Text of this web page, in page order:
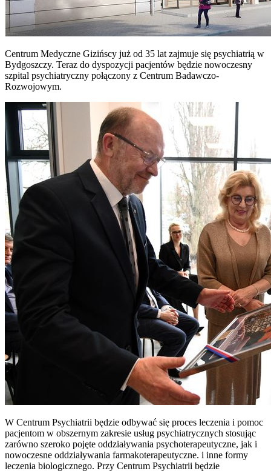
Centrum Medyczne Gizińscy już od 35 lat zajmuje się psychiatrią w
Bydgoszczy. Teraz do dyspozycji pacjentów będzie nowoczesny
szpital psychiatryczny połączony z Centrum Badawczo-
Rozwojowym.
W Centrum Psychiatrii będzie odbywać się proces leczenia i pomoc
pacjentom w obszernym zakresie usług psychiatrycznych stosując
zarówno szeroko pojęte oddziaływania psychoterapeutyczne, jak i
nowoczesne oddziaływania farmakoterapeutyczne. i inne formy
leczenia biologicznego. Przy Centrum Psychiatrii będzie